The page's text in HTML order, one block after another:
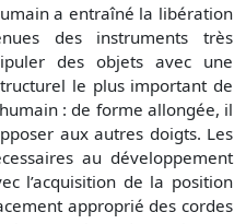
a entraîné la libération
des instruments très
des objets avec une
le plus important de
: de forme allongée, il
aux autres doigts. Les
au développement
l’acquisition de la position
approprié des cordes